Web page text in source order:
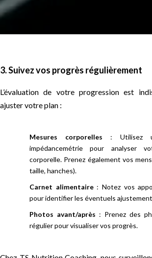
3. Suivez vos progrès régulièrement
L’évaluation de votre progression est
ajuster votre plan :
Mesures corporelles : Utilisez
impédancemétrie pour analyser
corporelle. Prenez également vos
taille, hanches).
Carnet alimentaire: Notez vos
pour identifier les éventuels
Photos avant/après : Prenez des
régulier pour visualiser vos progrès.